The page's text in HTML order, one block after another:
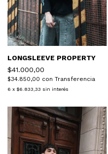
LONGSLEEVE PROPERTY
$41.000,00
$34.850,00 con Transferencia
6 x $6.833,33 sin interés